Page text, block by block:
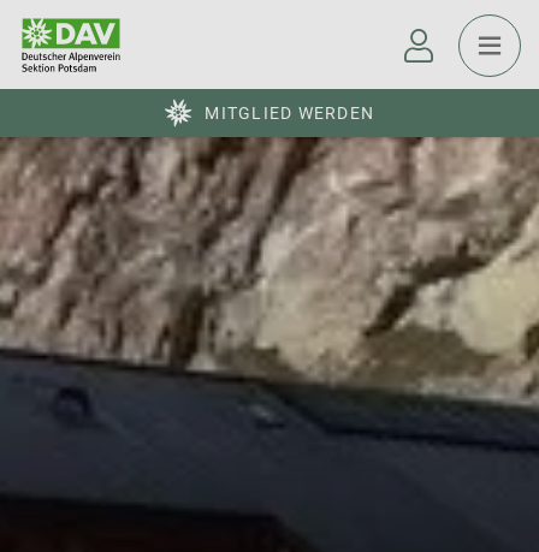
MITGLIED WERDEN